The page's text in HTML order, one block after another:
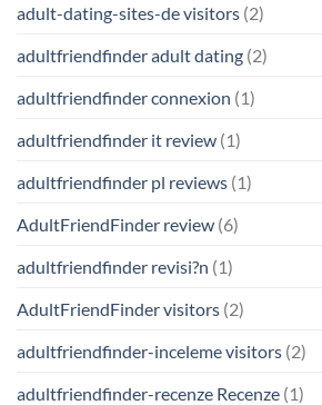
adult-dating-sites-de visitors (2)
adultfriendfinder adult dating (2)
adultfriendfinder connexion (1)
adultfriendfinder it review (1)
adultfriendfinder pl reviews (1)
AdultFriendFinder review (6)
adultfriendfinder revisi?n (1)
AdultFriendFinder visitors (2)
adultfriendfinder-inceleme visitors (2)
adultfriendfinder-recenze Recenze (1)